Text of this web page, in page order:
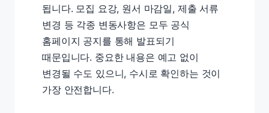
됩니다. 모집 요강, 원서 마감일, 제출 서류
변경 등 각종 변동사항은 모두 공식
홈페이지 공지를 통해 발표되기
때문입니다. 중요한 내용은 예고 없이
변경될 수도 있으니, 수시로 확인하는 것이
가장 안전합니다.